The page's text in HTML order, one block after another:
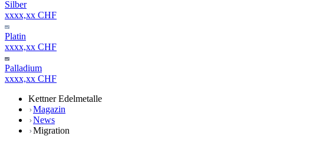
Silber
xxxx,xx CHF
Platin
xxxx,xx CHF
Palladium
xxxx,xx CHF
Kettner Edelmetalle
Magazin
News
Migration